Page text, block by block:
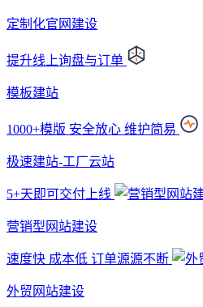
定制化官网建设
提升线上询盘与订单
模板建站
1000+模版 安全放心 维护简易
极速建站-工厂云站
5+天即可交付上线
营销型网站建设
速度快 成本低 订单源源不断
外贸网站建设